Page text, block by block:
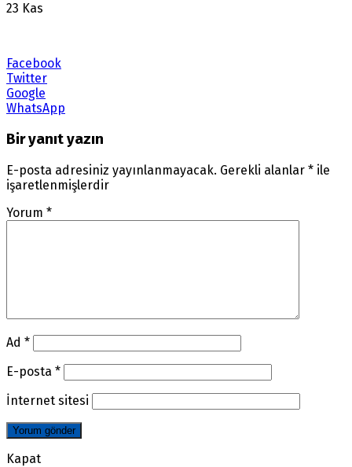
23 Kas
Facebook
Twitter
Google
WhatsApp
Bir yanıt yazın
E-posta adresiniz yayınlanmayacak. Gerekli alanlar * ile
işaretlenmişlerdir
Yorum *
Ad *
E-posta *
İnternet sitesi
Kapat